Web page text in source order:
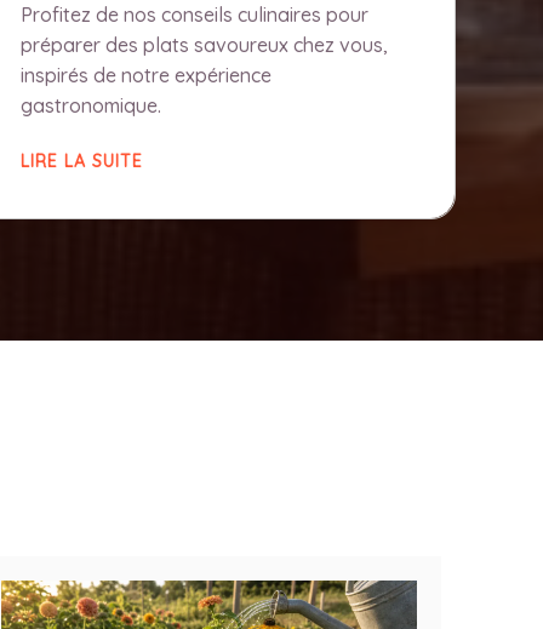
Profitez de nos conseils culinaires pour
préparer des plats savoureux chez vous,
inspirés de notre expérience
gastronomique.
LIRE LA SUITE